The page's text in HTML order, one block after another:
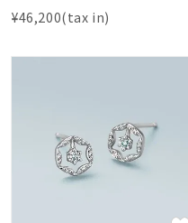
¥46,200(tax in)